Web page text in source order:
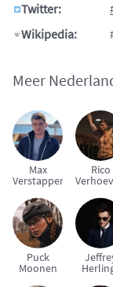
Twitter:
Wikipedia:
Meer
Max
Verstappen
Rico
Puck
Moonen